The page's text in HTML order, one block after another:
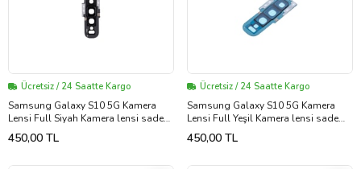
Ücretsiz / 24 Saatte Kargo
Samsung Galaxy S10 5G Kamera
Lensi Full Siyah Kamera lensi sade
lens kamera camı kamera merceği
450,00 TL
Ücretsiz / 24 Saatte Kargo
Samsung Galaxy S10 5G Kamera
Lensi Full Yeşil Kamera lensi sade
lens kamera camı kamera merceği
450,00 TL